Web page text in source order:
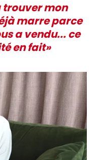
trouver mon
marre parce
a vendu... ce
en fait»